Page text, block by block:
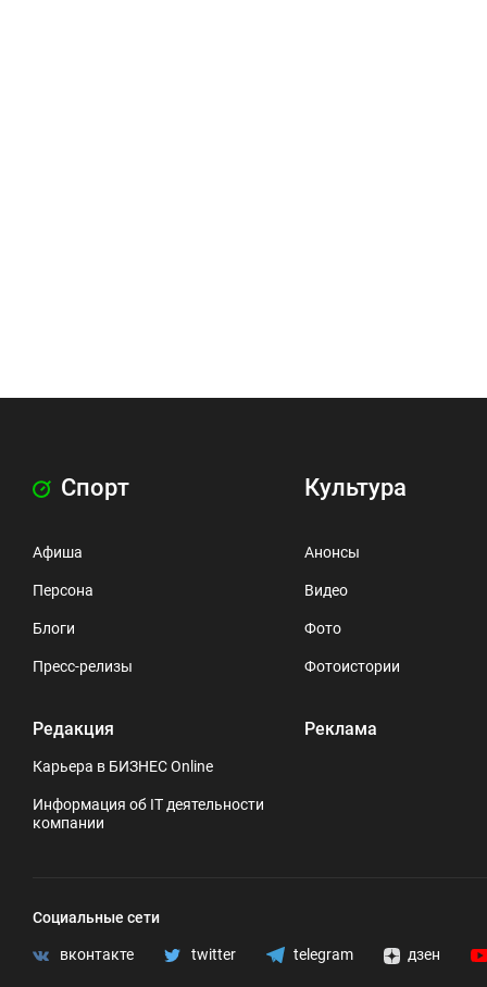
Спорт
Афиша
Персона
Блоги
Пресс-релизы
Редакция
Карьера в БИЗНЕС Online
Информация об IT деятельности
компании
Культура
Анонсы
Видео
Фото
Фотоистории
Реклама
Социальные сети
вконтакте twitter telegram дзен